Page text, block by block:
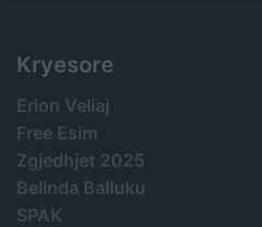
Kryesore
Erion Veliaj
Free Esim
Zgjedhjet 2025
Belinda Balluku
SPAK